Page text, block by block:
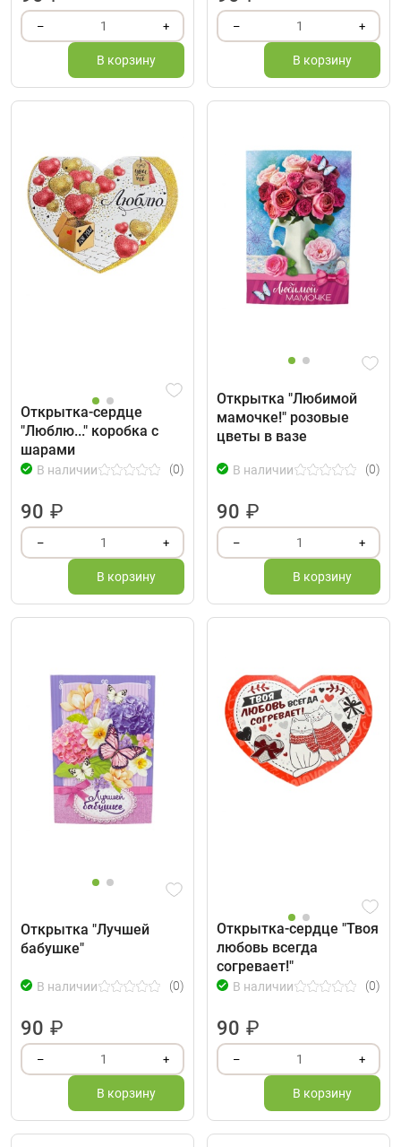
– 1 +
В корзину
– 1 +
В корзину
Открытка-сердце
"Люблю..." коробка с
шарами
В наличии (0)
90 ₽
– 1 +
В корзину
Открытка "Любимой
мамочке!" розовые
цветы в вазе
В наличии (0)
90 ₽
– 1 +
В корзину
Открытка "Лучшей
бабушке"
В наличии (0)
90 ₽
– 1 +
В корзину
Открытка-сердце "Твоя
любовь всегда
согревает!"
В наличии (0)
90 ₽
– 1 +
В корзину